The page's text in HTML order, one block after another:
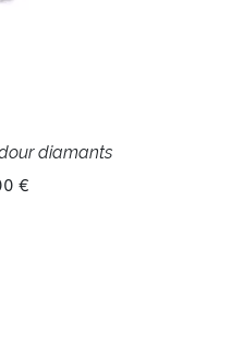
diamants
€